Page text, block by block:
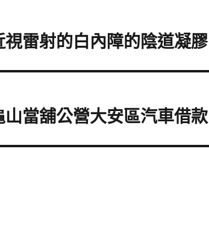
雷射的白內障的陰道凝膠
當舖公營大安區汽車借款